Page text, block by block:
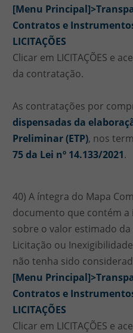
[Menu
Contratos e
LICITAÇÕES
Clicar em LICITAÇÕES e
da contratação.
As contratações por
dispensadas da
Preliminar (ETP), nos
75 da Lei nº 14.133/2021.
40) A íntegra do Mapa
documento que contém
sobre o valor estimado
Licitação ou
não tenha sido
[Menu
Contratos e
LICITAÇÕES
Clicar em LICITAÇÕES e